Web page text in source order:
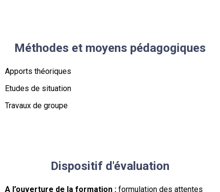
Méthodes et moyens pédagogiques
Apports théoriques
Etudes de situation
Travaux de groupe
Dispositif d'évaluation
A l’ouverture de la formation : formulation des attentes